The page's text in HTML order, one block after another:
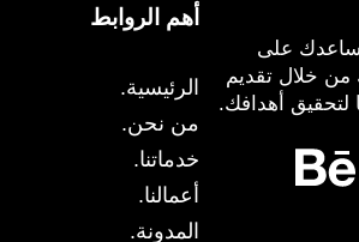
على
من خلال تقديم
أهدافك.
أهم الروابط
الرئيسية.
من نحن.
خدماتنا.
أعمالنا.
المدونة.